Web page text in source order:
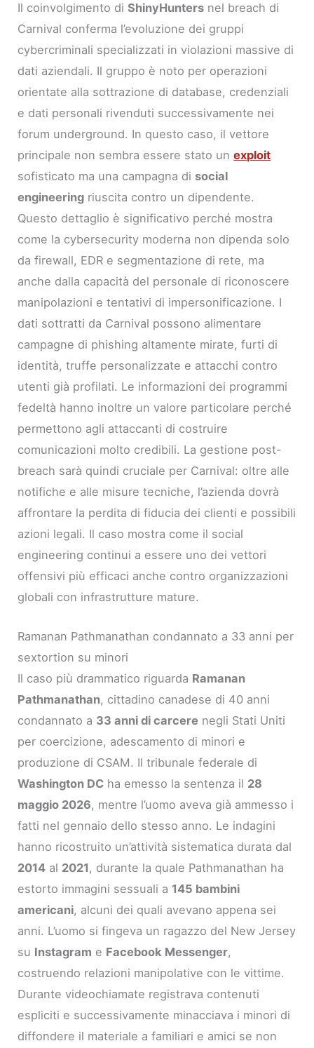
Il coinvolgimento diShinyHunters nel breach di
Carnival conferma l’evoluzione dei gruppi
cybercriminali specializzati in violazioni massive di
dati aziendali. Il gruppo è noto per operazioni
orientate alla sottrazione di database, credenziali
e dati personali rivenduti successivamente nei
forum underground. In questo caso, il vettore
principale non sembra essere stato unexploit
sofisticato ma una campagna di social
engineering riuscita contro un dipendente.
Questo dettaglio è significativo perché mostra
come la cybersecurity moderna non dipenda solo
da firewall, EDR e segmentazione di rete, ma
anche dalla capacità del personale di riconoscere
manipolazioni e tentativi di impersonificazione. I
dati sottratti da Carnival possono alimentare
campagne di phishing altamente mirate, furti di
identità, truffe personalizzate e attacchi contro
utenti già profilati. Le informazioni dei programmi
fedeltà hanno inoltre un valore particolare perché
permettono agli attaccanti di costruire
comunicazioni molto credibili. La gestione post-
breach sarà quindi cruciale per Carnival: oltre alle
notifiche e alle misure tecniche, l’azienda dovrà
affrontare la perdita di fiducia dei clienti e possibili
azioni legali. Il caso mostra come il social
engineering continui a essere uno dei vettori
offensivi più efficaci anche contro organizzazioni
globali con infrastrutture mature.
Ramanan Pathmanathan condannato a 33 anni per
sextortion su minori
Il caso più drammatico riguarda Ramanan
Pathmanathan, cittadino canadese di 40 anni
condannato a 33 anni di carcere negli Stati Uniti
per coercizione, adescamento di minori e
produzione di CSAM. Il tribunale federale di
Washington DC ha emesso la sentenza il 28
maggio 2026, mentre l’uomo aveva già ammesso i
fatti nel gennaio dello stesso anno. Le indagini
hanno ricostruito un’attività sistematica durata dal
2014 al 2021, durante la quale Pathmanathan ha
estorto immagini sessuali a 145 bambini
americani, alcuni dei quali avevano appena sei
anni. L’uomo si fingeva un ragazzo del New Jersey
su Instagram e Facebook Messenger,
costruendo relazioni manipolative con le vittime.
Durante videochiamate registrava contenuti
espliciti e successivamente minacciava i minori di
diffondere il materiale a familiari e amici se non